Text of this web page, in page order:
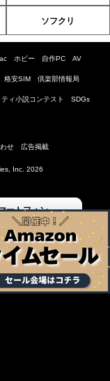
ソフクリ
ホビー 自作PC AV
格安SIM 倶楽部情報局
ィ小説コンテスト SDGs
せ 広告掲載
Inc. 2026
ートフォン